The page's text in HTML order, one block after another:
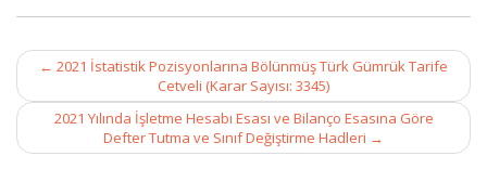
Post
navigation
← 2021 İstatistik Pozisyonlarına Bölünmüş Türk Gümrük Tarife
Cetveli (Karar Sayısı: 3345)
2021 Yılında İşletme Hesabı Esası ve Bilanço Esasına Göre
Defter Tutma ve Sınıf Değiştirme Hadleri →